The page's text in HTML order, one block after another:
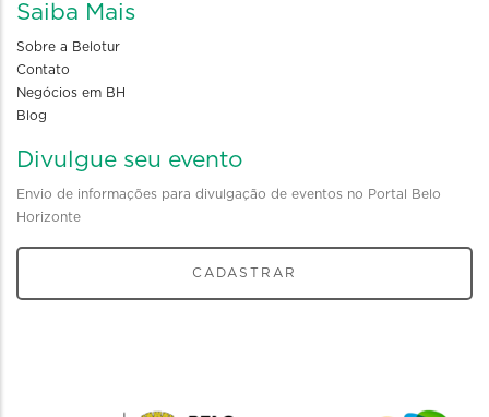
Saiba Mais
Sobre a Belotur
Contato
Negócios em BH
Blog
Divulgue seu evento
Envio de informações para divulgação de eventos no Portal Belo
Horizonte
CADASTRAR